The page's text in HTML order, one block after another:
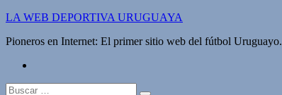
Saltar
contenido
LA WEB DEPORTIVA URUGUAYA
Pioneros en Internet: El primer sitio web del fútbol Uruguayo.
Buscar: